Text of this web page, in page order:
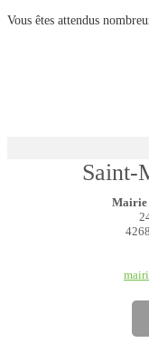
Vous êtes attendus
Saint-
Mairie